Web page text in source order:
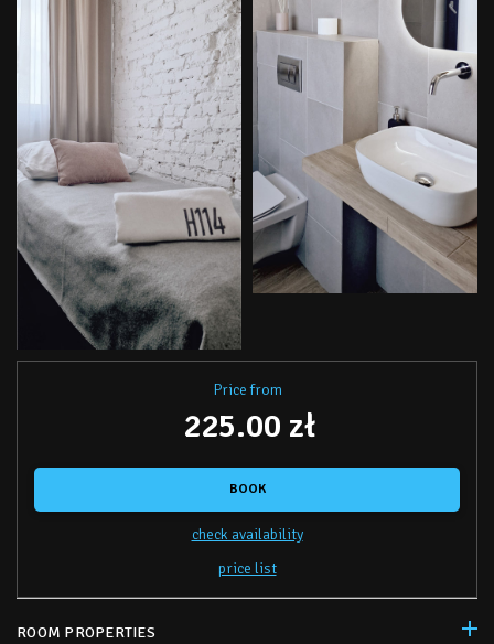
Price from
225.00 zł
BOOK
check availability
price list
ROOM PROPERTIES